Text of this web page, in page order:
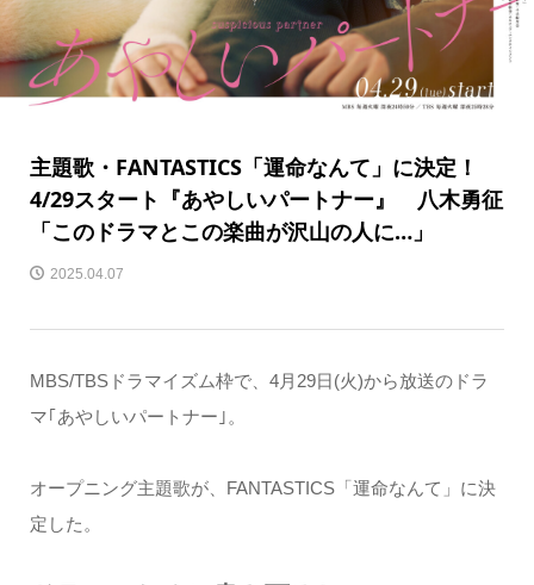
主題歌・FANTASTICS「運命なんて」に決定！
4/29スタート『あやしいパートナー』 八木勇征
「このドラマとこの楽曲が沢山の人に…」
2025.04.07
MBS/TBSドラマイズム枠で、4月29日(火)から放送のドラ
マ｢あやしいパートナー｣。
オープニング主題歌が、FANTASTICS「運命なんて」に決
定した。